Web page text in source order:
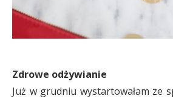
Zdrowe odżywianie
Już w grudniu wystartowałam ze